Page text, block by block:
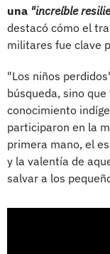
una "increíble
destacó cómo el
militares fue clave
"Los niños
búsqueda, sino
conocimiento
participaron en la
primera mano, el
y la valentía de
salvar a los